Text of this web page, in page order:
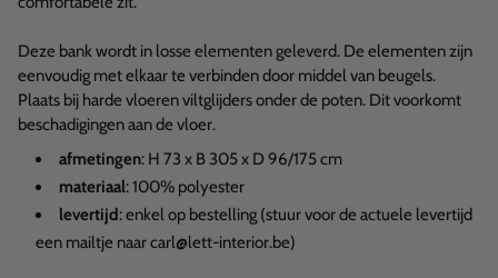
Deze bank wordt in losse elementen geleverd. De elementen zijn
eenvoudig met elkaar te verbinden door middel van beugels.
Plaats bij harde vloeren viltglijders onder de poten. Dit voorkomt
beschadigingen aan de vloer.
afmetingen: H 73 x B 305 x D 96/175 cm
materiaal: 100% polyester
levertijd: enkel op bestelling (stuur voor de actuele levertijd
een mailtje naar carl@lett-interior.be)